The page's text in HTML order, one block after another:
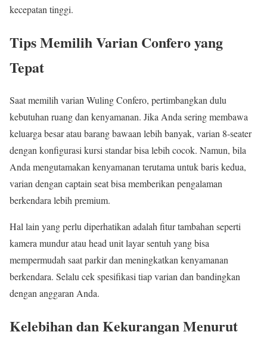
kecepatan tinggi.
Tips Memilih Varian Confero yang
Tepat
Saat memilih varian Wuling Confero, pertimbangkan dulu
kebutuhan ruang dan kenyamanan. Jika Anda sering membawa
keluarga besar atau barang bawaan lebih banyak, varian 8-seater
dengan konfigurasi kursi standar bisa lebih cocok. Namun, bila
Anda mengutamakan kenyamanan terutama untuk baris kedua,
varian dengan captain seat bisa memberikan pengalaman
berkendara lebih premium.
Hal lain yang perlu diperhatikan adalah fitur tambahan seperti
kamera mundur atau head unit layar sentuh yang bisa
mempermudah saat parkir dan meningkatkan kenyamanan
berkendara. Selalu cek spesifikasi tiap varian dan bandingkan
dengan anggaran Anda.
Kelebihan dan Kekurangan Menurut